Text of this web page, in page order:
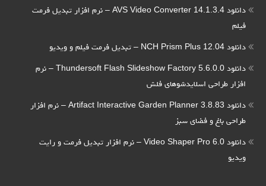
دانلود AVS Video Converter 14.1.3.4 – نرم افزار تبدیل فرمت
فیلم
دانلود NCH Prism Plus 12.04 – تبدیل فرمت فیلم و ویدیو
دانلود Thundersoft Flash Slideshow Factory 5.6.0.0 – نرم
افزار طراحی اسلایدشوهای فلش
دانلود Artifact Interactive Garden Planner 3.8.83 – نرم افزار
طراحی باغ و فضای سبز
دانلود Video Shaper Pro 6.0 – نرم افزار تبدیل فرمت و رایت
ویدیو